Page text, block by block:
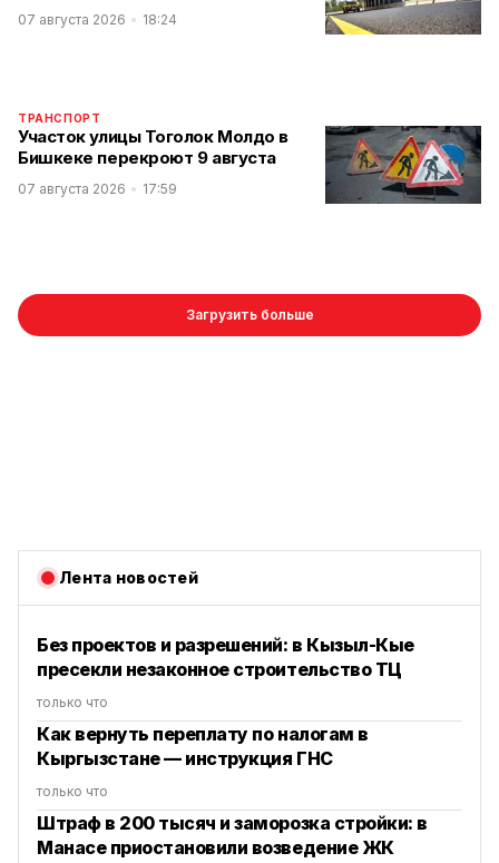
07 августа 2026 18:24
ТРАНСПОРТ
Участок улицы Тоголок Молдо в
Бишкеке перекроют 9 августа
07 августа 2026 17:59
Загрузить больше
Лента новостей
Без проектов и разрешений: в Кызыл-Кые
пресекли незаконное строительство ТЦ
только что
Как вернуть переплату по налогам в
Кыргызстане — инструкция ГНС
только что
Штраф в 200 тысяч и заморозка стройки: в
Манасе приостановили возведение ЖК